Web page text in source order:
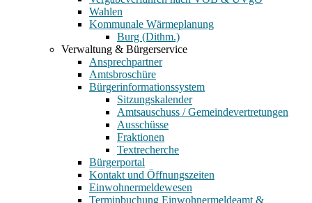
Wahlen
Kommunale Wärmeplanung
Burg (Dithm.)
Verwaltung & Bürgerservice
Ansprechpartner
Amtsbroschüre
Bürgerinformationssystem
Sitzungskalender
Amtsauschuss / Gemeindevertretungen
Ausschüsse
Fraktionen
Textrecherche
Bürgerportal
Kontakt und Öffnungszeiten
Einwohnermeldewesen
Terminbuchung Einwohnermeldeamt &